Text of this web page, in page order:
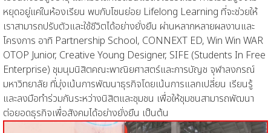
หยุดอยู่แค่ในห้องเรียน พบกับโซนย่อย Lifelong Learning ที่จะช่วยให้
เราสามารถปรับตัวและใช้ชีวิตได้อย่างยั่งยืน ผ่านหลากหลายผลงานและ
โครงการ อาทิ Partnership School, CONNEXT ED, Win Win WAR
OTOP Junior, Creative Young Designer, SIFE (Students In Free
Enterprise) ชุมนุมนิสิตคณะพาณิยศาสตร์และการบัญช จุฬาลงกรณ์
มหาวิทยาลัย ที่มุ่งเน้นการพัฒนาธุรกิจโดยเน้นการแลกเปลี่ยน เรียนรู้
และลงมือทำร่วมกันระหว่างนิสิตและชุมชน เพื่อให้ชุมชนสามารถพัฒนา
ต่อยอดธุรกิจเพื่อสังคมได้อย่างยั่งยืน เป็นต้น